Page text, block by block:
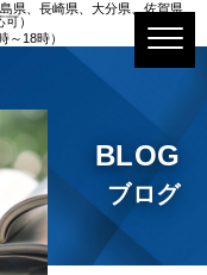
県、長崎県、大分県、佐賀県、
）
～18時）
BLOG
ブログ